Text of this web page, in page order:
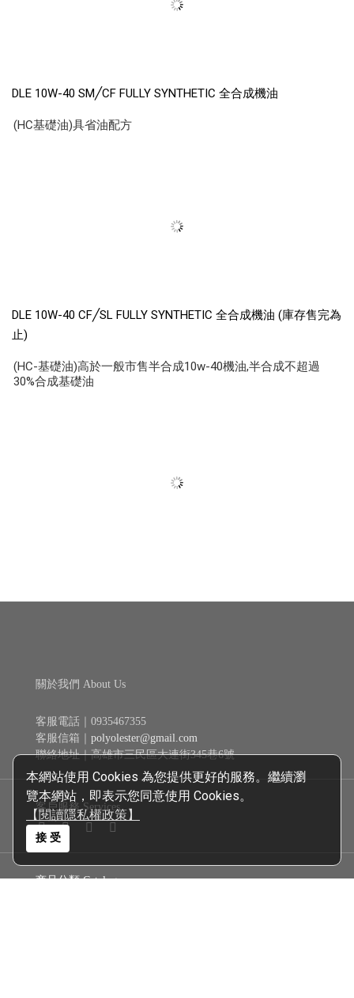
本網站使用 Cookies 為您提供更好的服務。繼續瀏
覽本網站，即表示您同意使用 Cookies。
【閱讀隱私權政策】
接 受
DLE 10W-40 SM╱CF FULLY SYNTHETIC 全合成機油
(HC基礎油)具省油配方
DLE 10W-40 CF╱SL FULLY SYNTHETIC 全合成機油 (庫存售完為
止)
(HC-基礎油)高於一般市售半合成10w-40機油,半合成不超過
30%合成基礎油
關於我們 About Us
客服電話｜0935467355
客服信箱｜ polyolester@gmail.com
聯絡地址｜高雄市三民區大連街345巷6號
客戶服務 Services
商品分類 Catalogue